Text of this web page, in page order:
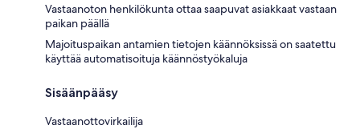
Vastaanoton henkilökunta ottaa saapuvat asiakkaat vastaan
paikan päällä
Majoituspaikan antamien tietojen käännöksissä on saatettu
käyttää automatisoituja käännöstyökaluja
Sisäänpääsy
Vastaanottovirkailija